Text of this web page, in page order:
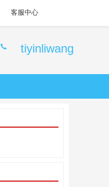
客服中心
tiyinliwang